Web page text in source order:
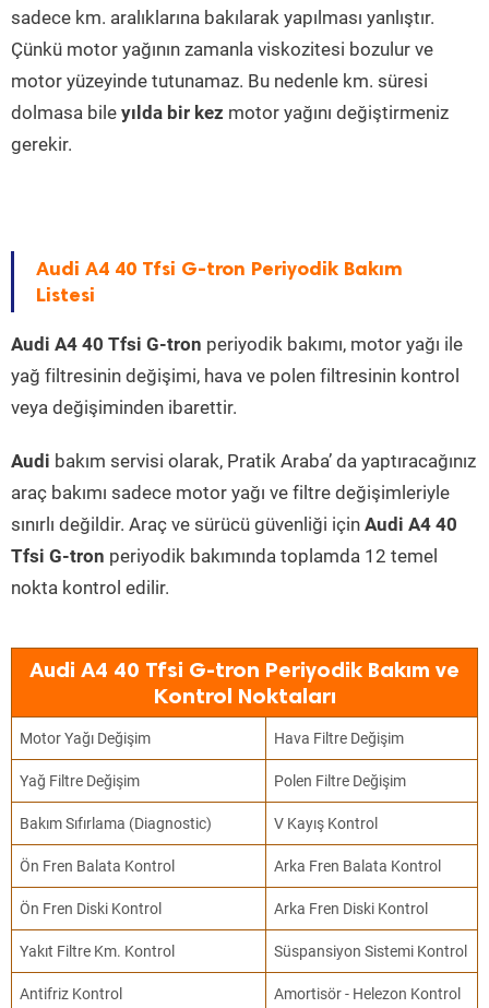
sadece km. aralıklarına bakılarak yapılması yanlıştır.
Çünkü motor yağının zamanla viskozitesi bozulur ve
motor yüzeyinde tutunamaz. Bu nedenle km. süresi
dolmasa bile yılda bir kez motor yağını değiştirmeniz
gerekir.
Audi A4 40 Tfsi G-tron Periyodik Bakım
Listesi
Audi A4 40 Tfsi G-tron periyodik bakımı, motor yağı ile
yağ filtresinin değişimi, hava ve polen filtresinin kontrol
veya değişiminden ibarettir.
Audi bakım servisi olarak, Pratik Araba’ da yaptıracağınız
araç bakımı sadece motor yağı ve filtre değişimleriyle
sınırlı değildir. Araç ve sürücü güvenliği için Audi A4 40
Tfsi G-tron periyodik bakımında toplamda 12 temel
nokta kontrol edilir.
Audi A4 40 Tfsi G-tron Periyodik Bakım ve
Kontrol Noktaları
Motor Yağı Değişim Hava Filtre Değişim
Yağ Filtre Değişim Polen Filtre Değişim
Bakım Sıfırlama (Diagnostic) V Kayış Kontrol
Ön Fren Balata Kontrol Arka Fren Balata Kontrol
Ön Fren Diski Kontrol Arka Fren Diski Kontrol
Yakıt Filtre Km. Kontrol Süspansiyon Sistemi Kontrol
Antifriz Kontrol Amortisör - Helezon Kontrol